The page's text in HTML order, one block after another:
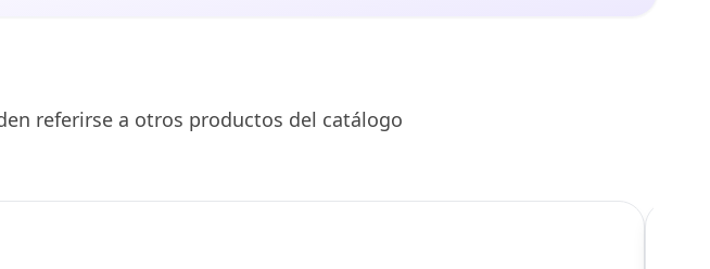
referirse a otros productos del catálogo